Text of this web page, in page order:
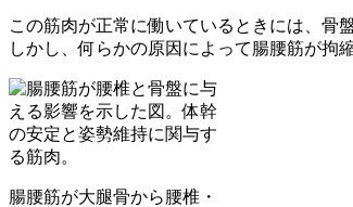
この筋肉が正常に働いているときには、骨
しかし、何らかの原因によって腸腰筋が拘
腸腰筋が大腿骨から腰椎・